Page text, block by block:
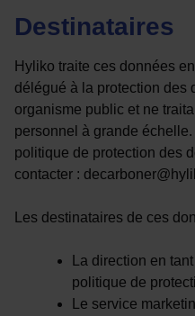
Destinataires
Hyliko traite ces données
délégué à la protection des
organisme public et ne
personnel à grande
politique de protection des
contacter :
Les destinataires de ces
La direction en
politique de
Le service